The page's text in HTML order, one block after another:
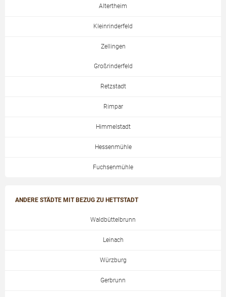
Altertheim
Kleinrinderfeld
Zellingen
Großrinderfeld
Retzstadt
Rimpar
Himmelstadt
Hessenmühle
Fuchsenmühle
ANDERE STÄDTE MIT BEZUG ZU HETTSTADT
Waldbüttelbrunn
Leinach
Würzburg
Gerbrunn